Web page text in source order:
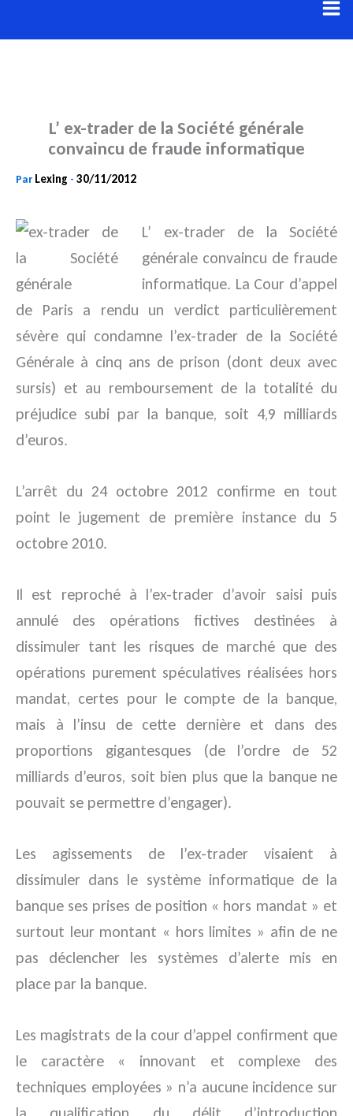
au
L’ ex-trader de la Société générale
convaincu de fraude informatique
Par Lexing - 30/11/2012
L’ ex-trader de la Société
générale convaincu de fraude
informatique. La Cour d’appel
de Paris a rendu un verdict particulièrement
sévère qui condamne l’ex-trader de la Société
Générale à cinq ans de prison (dont deux avec
sursis) et au remboursement de la totalité du
préjudice subi par la banque, soit 4,9 milliards
d’euros.
L’arrêt du 24 octobre 2012 confirme en tout
point le jugement de première instance du 5
octobre 2010.
Il est reproché à l’ex-trader d’avoir saisi puis
annulé des opérations fictives destinées à
dissimuler tant les risques de marché que des
opérations purement spéculatives réalisées hors
mandat, certes pour le compte de la banque,
mais à l’insu de cette dernière et dans des
proportions gigantesques (de l’ordre de 52
milliards d’euros, soit bien plus que la banque ne
pouvait se permettre d’engager).
Les agissements de l’ex-trader visaient à
dissimuler dans le système informatique de la
banque ses prises de position « hors mandat » et
surtout leur montant « hors limites » afin de ne
pas déclencher les systèmes d’alerte mis en
place par la banque.
Les magistrats de la cour d’appel confirment que
le caractère « innovant et complexe des
techniques employées » n’a aucune incidence sur